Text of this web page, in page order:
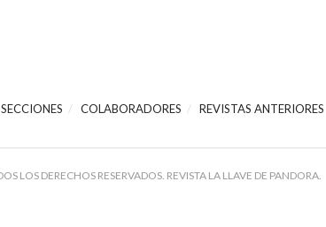
SECCIONES COLABORADORES REVISTAS ANTERIORES
LOS DERECHOS RESERVADOS. REVISTA LA LLAVE DE PANDORA.